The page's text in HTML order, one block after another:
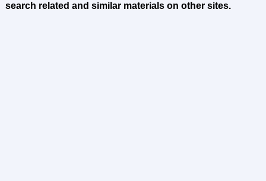
search related and similar materials on other sites.